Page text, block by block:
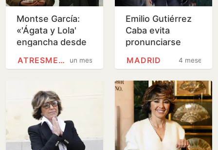
Montse García:
«'Ágata y Lola'
engancha desde
momento y
sonrisa»
un mes
ATRESMEDIA
Emilio Gutiérrez
Caba evita
pronunciarse
desahucio de su
4 meses
MADRID